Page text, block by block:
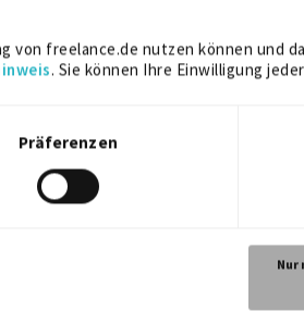
von freelance.de nutzen können
. Sie können Ihre Einwilligung
Präferenzen
Nur
Erfahrung in Demand
Expertise in den Bereichen e-